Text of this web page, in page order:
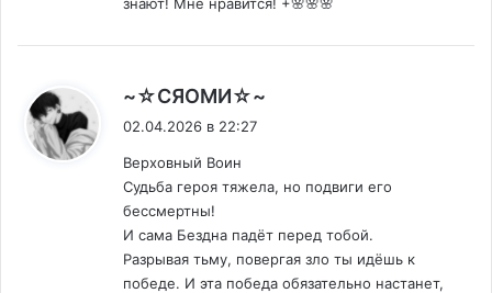
~☆СЯОМИ☆~
02.04.2026 в 22:27
Верховный Воин
Судьба героя тяжела, но подвиги его
бессмертны!
И сама Бездна падёт перед тобой.
Разрывая тьму, повергая зло ты идёшь к
победе. И эта победа обязательно настанет,